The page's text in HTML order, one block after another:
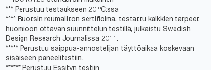
*** Perustuu testaukseen 20 ºC:ssa
**** Ruotsin reumaliiton sertifioima, testattu kaikkien tarpeet
huomioon ottavan suunnittelun testillä, julkaistu Swedish
Design Research Journalissa 2011.
***** Perustuu saippua-annostelijan täyttöaikaa koskevaan
sisäiseen paneelitestiin.
****** Perustuu Essityn testiin